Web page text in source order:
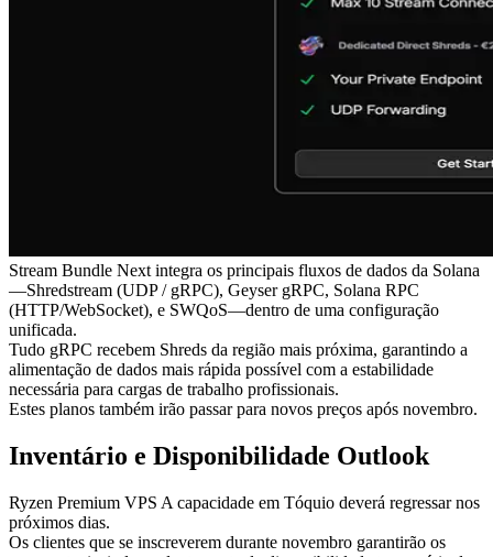
Stream Bundle Next integra os principais fluxos de dados da Solana
—Shredstream (UDP / gRPC), Geyser gRPC, Solana RPC
(HTTP/WebSocket), e SWQoS—dentro de uma configuração
unificada.
Tudo gRPC recebem Shreds da região mais próxima, garantindo a
alimentação de dados mais rápida possível com a estabilidade
necessária para cargas de trabalho profissionais.
Estes planos também irão passar para novos preços após novembro.
Inventário e Disponibilidade Outlook
Ryzen Premium VPS A capacidade em Tóquio deverá regressar nos
próximos dias.
Os clientes que se inscreverem durante novembro garantirão os